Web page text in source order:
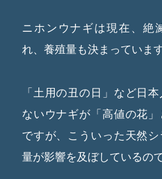
ニホンウナギは現在、絶
れ、養殖量も決まっています
「土用の丑の日」など日
ないウナギが「高値の花
ですが、こういった天然
量が影響を及ぼしているので